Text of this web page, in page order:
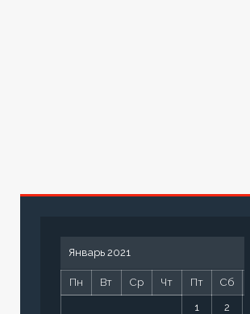
Январь 2021
Пн Вт Ср Чт Пт Сб
1 2